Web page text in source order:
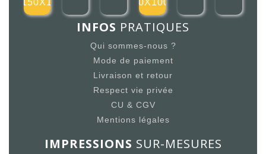
150X1
100X100m
INFOS PRATIQUES
Qui sommes-nous ?
Mode de paiement
Livraison et retour
Respect vie privée
CU & CGV
Mentions légales
IMPRESSIONS SUR-MESURES